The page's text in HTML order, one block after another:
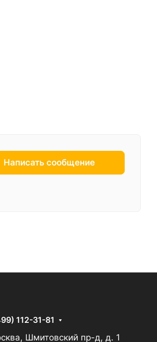
Написать сообщение
112-31-81
Шмитовский пр-д, д. 1